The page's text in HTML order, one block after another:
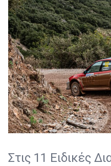
Στις 11 Ειδικές